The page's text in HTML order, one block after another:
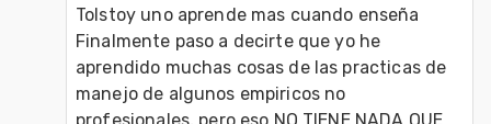
Tolstoy uno aprende mas cuando enseña
Finalmente paso a decirte que yo he
aprendido muchas cosas de las practicas de
manejo de algunos empiricos no